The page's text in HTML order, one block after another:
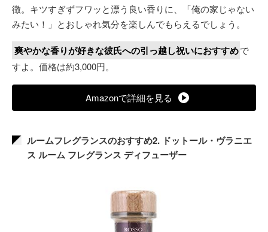
徴。キツすぎずフワッと漂う良い香りに、「俺の家じゃない
みたい！」とおしゃれ気分を楽しんでもらえるでしょう。
爽やかな香りが好きな彼氏への引っ越し祝いにおすすめで
すよ。価格は約3,000円。
Amazonで詳細を見る
ルームフレグランスのおすすめ2. ドットール・ヴラニエ
ス ルーム フレグランス ディフューザー